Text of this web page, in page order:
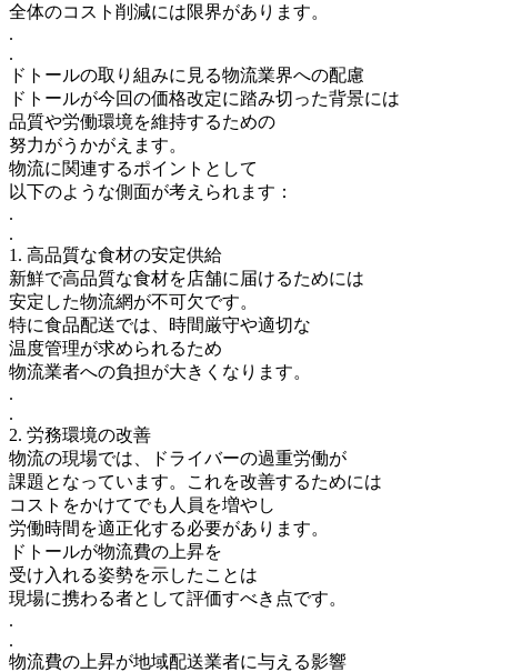
全体のコスト削減には限界があります。
.
.
ドトールの取り組みに見る物流業界への配慮
ドトールが今回の価格改定に踏み切った背景には
品質や労働環境を維持するための
努力がうかがえます。
物流に関連するポイントとして
以下のような側面が考えられます：
.
.
1. 高品質な食材の安定供給
新鮮で高品質な食材を店舗に届けるためには
安定した物流網が不可欠です。
特に食品配送では、時間厳守や適切な
温度管理が求められるため
物流業者への負担が大きくなります。
.
.
2. 労務環境の改善
物流の現場では、ドライバーの過重労働が
課題となっています。これを改善するためには
コストをかけてでも人員を増やし
労働時間を適正化する必要があります。
ドトールが物流費の上昇を
受け入れる姿勢を示したことは
現場に携わる者として評価すべき点です。
.
.
物流費の上昇が地域配送業者に与える影響